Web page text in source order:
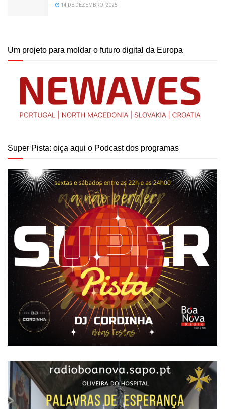
14 DE DEZEMBRO, 2025
Um projeto para moldar o futuro digital da Europa
Super Pista: oiça aqui o Podcast dos programas